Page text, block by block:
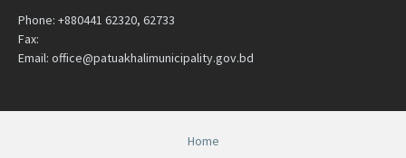
Phone: +880441 62320, 62733
Fax:
Email: office@patuakhalimunicipality.gov.bd
Home